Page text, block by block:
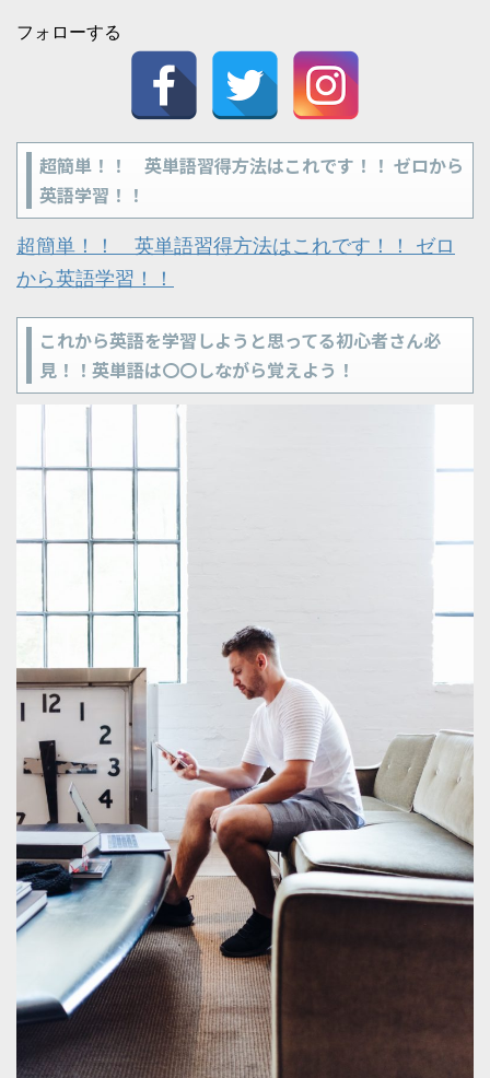
フォローする
超簡単！！ 英単語習得方法はこれです！！ ゼロから
英語学習！！
超簡単！！ 英単語習得方法はこれです！！ ゼロ
から英語学習！！
これから英語を学習しようと思ってる初心者さん必
見！！英単語は〇〇しながら覚えよう！